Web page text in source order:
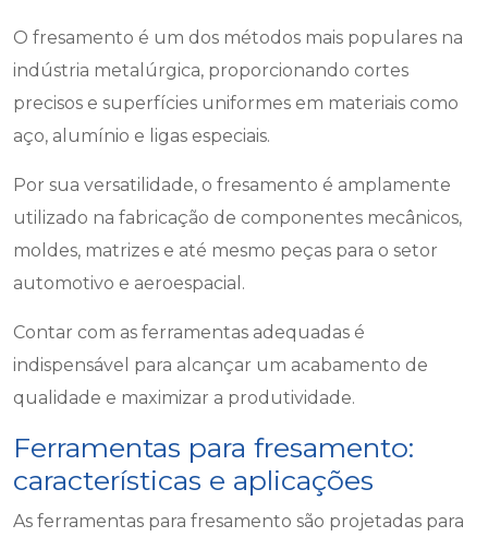
O fresamento é um dos métodos mais populares na
indústria metalúrgica, proporcionando cortes
precisos e superfícies uniformes em materiais como
aço, alumínio e ligas especiais.
Por sua versatilidade, o fresamento é amplamente
utilizado na fabricação de componentes mecânicos,
moldes, matrizes e até mesmo peças para o setor
automotivo e aeroespacial.
Contar com as ferramentas adequadas é
indispensável para alcançar um acabamento de
qualidade e maximizar a produtividade.
Ferramentas para fresamento:
características e aplicações
As ferramentas para fresamento são projetadas para